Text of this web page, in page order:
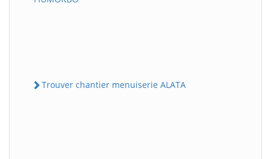
Trouver chantier menuiserie ALATA